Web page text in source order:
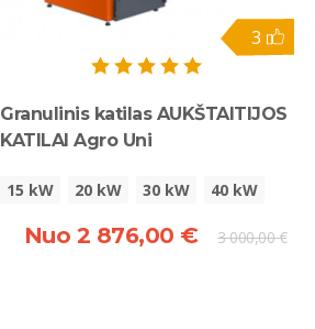
3
Granulinis katilas AUKŠTAITIJOS
KATILAI Agro Uni
15 kW 20 kW 30 kW 40 kW
Nuo 2 876,00 € 3 000,00 €